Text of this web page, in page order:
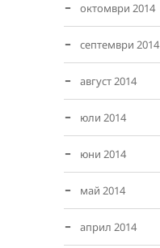
октомври 2014
септември 2014
август 2014
юли 2014
юни 2014
май 2014
април 2014